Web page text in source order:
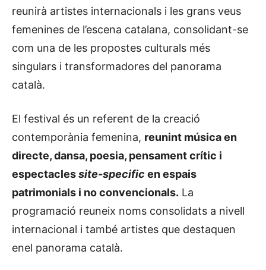
reunirà artistes internacionals i les grans veus
femenines de l’escena catalana, consolidant-se
com una de les propostes culturals més
singulars i transformadores del panorama
català.
El festival és un referent de la creació
contemporània femenina, reunint música en
directe, dansa, poesia, pensament crític i
espectaclessite-specific en espais
patrimonials i no convencionals. La
programació reuneix noms consolidats a nivell
internacional i també artistes que destaquen
enel panorama català.